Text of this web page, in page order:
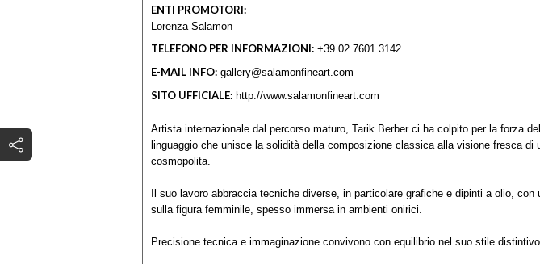
ENTI PROMOTORI:
Lorenza Salamon
TELEFONO PER INFORMAZIONI: +39 02 7601 3142
E-MAIL INFO: gallery@salamonfineart.com
SITO UFFICIALE: http://www.salamonfineart.com
Artista internazionale dal percorso maturo, Tarik Berber ci ha colpito per la forza
linguaggio che unisce la solidità della composizione classica alla visione fresca di
cosmopolita.
Il suo lavoro abbraccia tecniche diverse, in particolare grafiche e dipinti a olio, con
sulla figura femminile, spesso immersa in ambienti onirici.
Precisione tecnica e immaginazione convivono con equilibrio nel suo stile distintivo.